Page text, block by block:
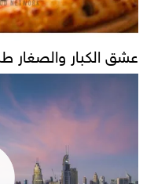
عشق الكبار والصغار